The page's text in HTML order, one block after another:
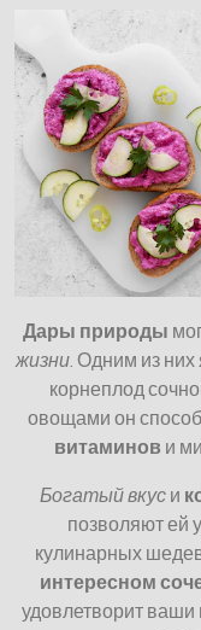
Дары природы
жизни. Одним из них
корнеплод
овощами он
витаминов и
Богатый вкус и
позволяют ей
кулинарных
интересном
удовлетворит ваши